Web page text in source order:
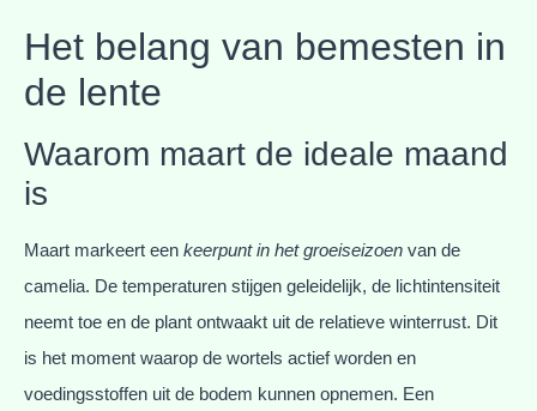
Het belang van bemesten in
de lente
Waarom maart de ideale maand
is
Maart markeert een keerpunt in het groeiseizoen van de
camelia. De temperaturen stijgen geleidelijk, de lichtintensiteit
neemt toe en de plant ontwaakt uit de relatieve winterrust. Dit
is het moment waarop de wortels actief worden en
voedingsstoffen uit de bodem kunnen opnemen. Een